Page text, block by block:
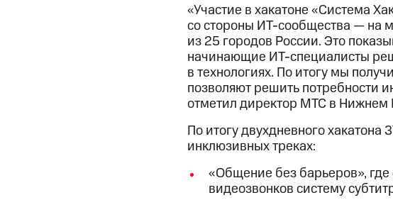
«Участие в хакатоне «Система
со стороны ИТ-сообщества — на
из 25 городов России. Это
начинающие ИТ-специалисты
в технологиях. По итогу мы
позволяют решить потребности
отметил директор МТС в Нижнем
По итогу двухдневного
инклюзивных треках:
«Общение без барьеров», где
видеозвонков систему